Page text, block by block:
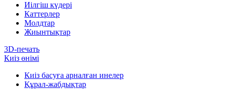
Иілгіш күдері
Каттерлер
Молдтар
Жиынтықтар
3D-печать
Киіз өнімі
Киіз басуға арналған инелер
Құрал-жабдықтар